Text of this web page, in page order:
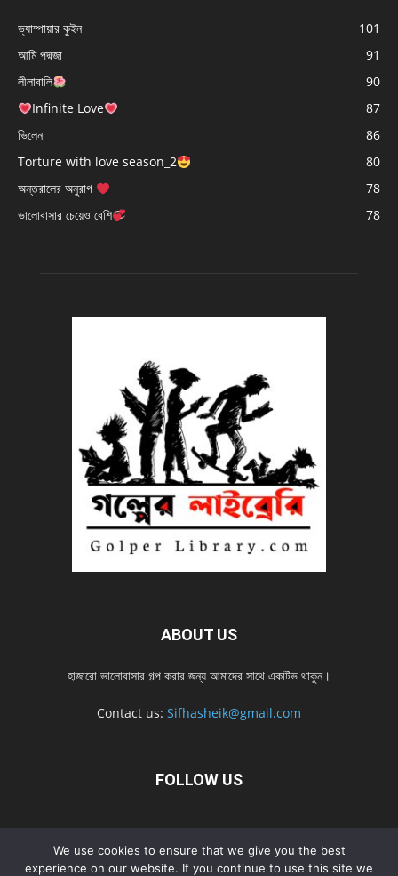
ভ্যাম্পায়ার কুইন
101
আমি পদ্মজা
91
লীলাবালি
90
Infinite Love
87
ভিলেন
86
Torture with love season_2
80
অন্তরালের অনুরাগ
78
ভালোবাসার চেয়েও বেশি
78
ABOUT US
হাজারো ভালোবাসার গল্প করার জন্য আমাদের সাথে একটিভ থাকুন।
Contact us: Sifhasheik@gmail.com
FOLLOW US
Home Contact us Privacy Policy শ্রেনী
শ্রেনী – mobile
Home – mobile
নতুন সব গল্প নতুন সব গল্প – mobile নতুন সব গল্প 2022
We use cookies to ensure that we give you the best
experience on our website. If you continue to use this site we